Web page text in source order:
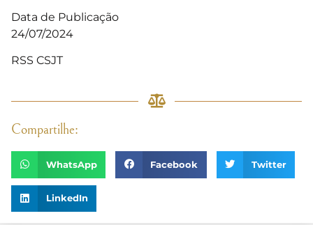
Data de Publicação
24/07/2024
RSS CSJT
Compartilhe:
WhatsApp Facebook Twitter
LinkedIn